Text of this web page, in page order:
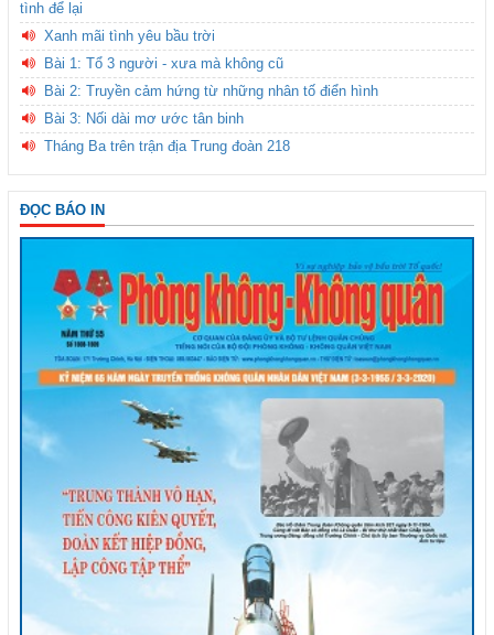
tình để lại
Xanh mãi tình yêu bầu trời
Bài 1: Tổ 3 người - xưa mà không cũ
Bài 2: Truyền cảm hứng từ những nhân tố điển hình
Bài 3: Nối dài mơ ước tân binh
Tháng Ba trên trận địa Trung đoàn 218
ĐỌC BÁO IN